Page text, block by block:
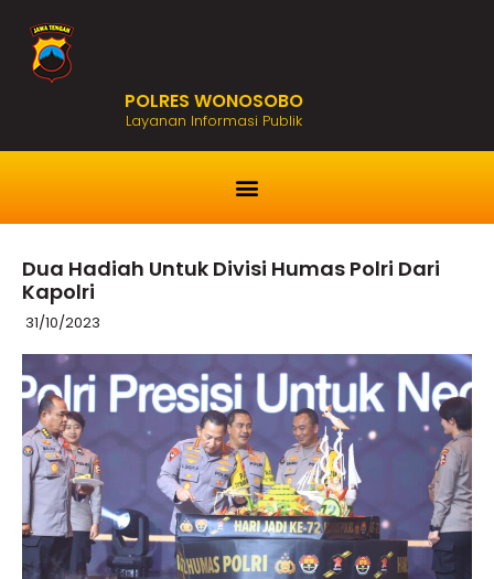
POLRES WONOSOBO
Layanan Informasi Publik
Dua Hadiah Untuk Divisi Humas Polri Dari
Kapolri
31/10/2023